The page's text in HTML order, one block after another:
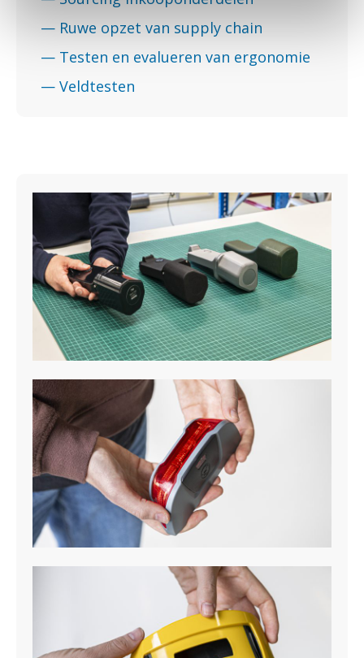
— Ruwe opzet van supply chain
— Testen en evalueren van ergonomie
— Veldtesten